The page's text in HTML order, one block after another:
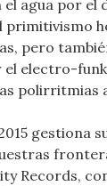
el agua por el
primitivismo
pero
electro-
polirritmias
gestiona
Records,